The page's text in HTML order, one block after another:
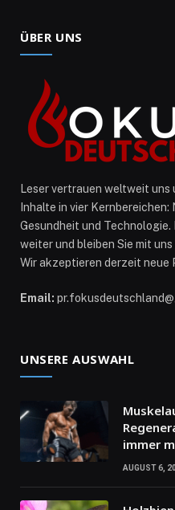
ÜBER UNS
Leser vertrauen weltweit
Inhalte in vier
Gesundheit und
weiter und bleiben Sie mit
Wir akzeptieren derzeit
Email:
UNSERE AUSWAHL
immer
AUGUST 6,